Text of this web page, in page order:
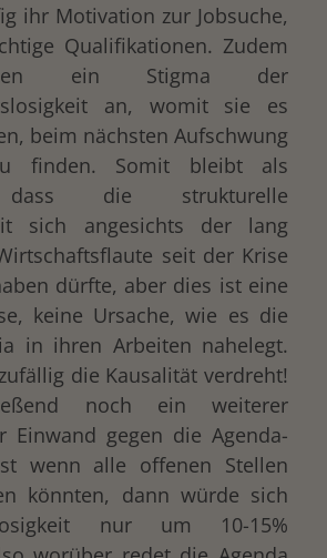
ihr Motivation zur Jobsuche,
Qualifikationen. Zudem
ein Stigma der
an, womit sie es
beim nächsten Aufschwung
finden. Somit bleibt als
dass die strukturelle
sich angesichts der lang
seit der Krise
dürfte, aber dies ist eine
keine Ursache, wie es die
in ihren Arbeiten nahelegt.
die Kausalität verdreht!
noch ein weiterer
Einwand gegen die Agenda-
wenn alle offenen Stellen
könnten, dann würde sich
nur um 10-15%